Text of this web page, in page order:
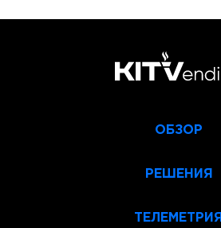
ОБЗОР
РЕШЕНИЯ
ТЕЛЕМЕТРИЯ